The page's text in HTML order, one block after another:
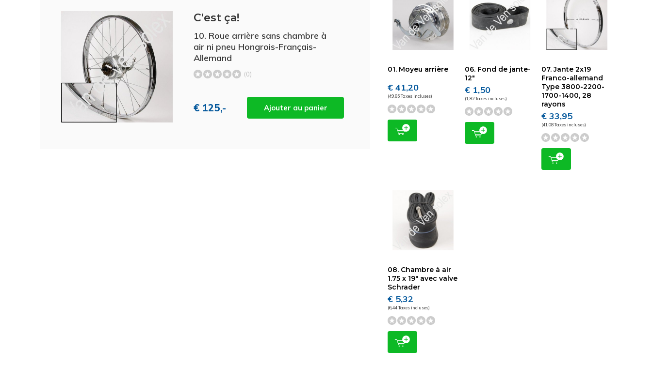
C'est ça!
10. Roue arrière sans chambre à
air ni pneu Hongrois-Français-
Allemand
(0)
€ 125,- Ajouter au panier
01. Moyeu arrière
€ 41,20
(49,85 Taxes incluses)
06. Fond de jante-
12"
€ 1,50
(1,82 Taxes incluses)
07. Jante 2x19
Franco-allemand
Type 3800-2200-
1700-1400, 28
rayons
€ 33,95
(41,08 Taxes incluses)
08. Chambre à air
1.75 x 19" avec valve
Schrader
€ 5,32
(6,44 Taxes incluses)